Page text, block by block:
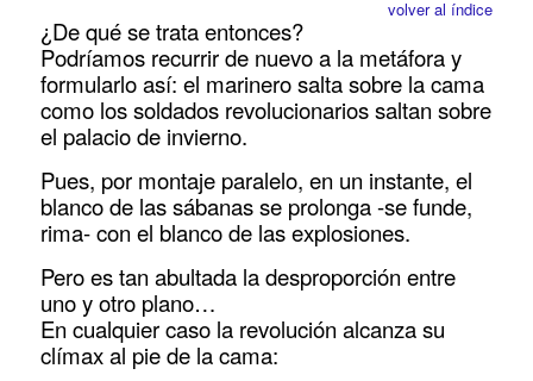
volver al índice
¿De qué se trata entonces?
Podríamos recurrir de nuevo a la metáfora y
formularlo así: el marinero salta sobre la cama
como los soldados revolucionarios saltan sobre
el palacio de invierno.
Pues, por montaje paralelo, en un instante, el
blanco de las sábanas se prolonga -se funde,
rima- con el blanco de las explosiones.
Pero es tan abultada la desproporción entre
uno y otro plano…
En cualquier caso la revolución alcanza su
clímax al pie de la cama: